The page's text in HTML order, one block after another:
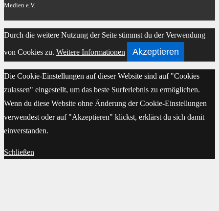
Medien e.V.
Scroll
Up
Durch die weitere Nutzung der Seite stimmst du der Verwendung
von Cookies zu. Weitere Informationen Akzeptieren
Die Cookie-Einstellungen auf dieser Website sind auf "Cookies
zulassen" eingestellt, um das beste Surferlebnis zu ermöglichen.
Wenn du diese Website ohne Änderung der Cookie-Einstellungen
verwendest oder auf "Akzeptieren" klickst, erklärst du sich damit
einverstanden.
Schließen